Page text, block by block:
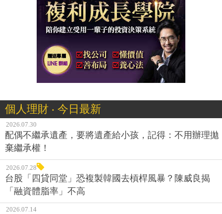
個人理財 ‧ 今日最新
2026.07.30
配偶不繼承遺產，要將遺產給小孩，記得：不用辦理拋
棄繼承權！
2026.07.28
台股「四貸同堂」恐複製韓國去槓桿風暴？陳威良揭
「融資體脂率」不高
2026.07.14